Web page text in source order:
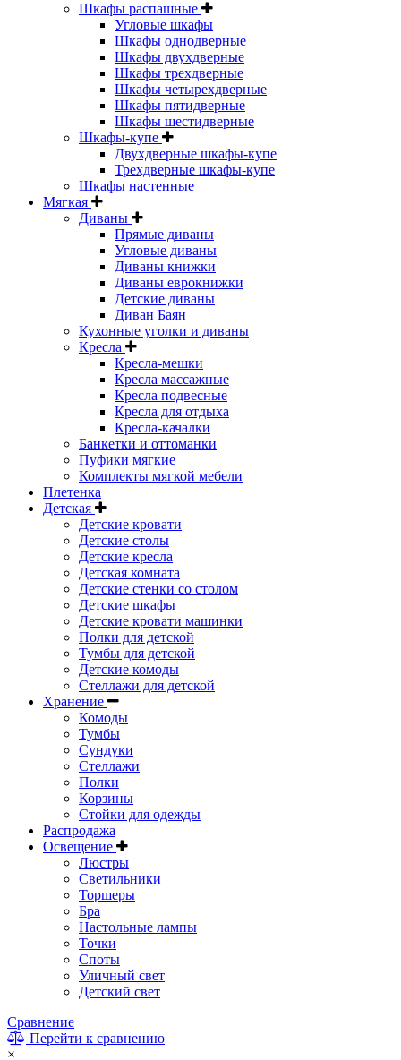
Шкафы распашные
Угловые шкафы
Шкафы однодверные
Шкафы двухдверные
Шкафы трехдверные
Шкафы четырехдверные
Шкафы пятидверные
Шкафы шестидверные
Шкафы-купе
Двухдверные шкафы-купе
Трехдверные шкафы-купе
Шкафы настенные
Мягкая
Диваны
Прямые диваны
Угловые диваны
Диваны книжки
Диваны еврокнижки
Детские диваны
Диван Баян
Кухонные уголки и диваны
Кресла
Кресла-мешки
Кресла массажные
Кресла подвесные
Кресла для отдыха
Кресла-качалки
Банкетки и оттоманки
Пуфики мягкие
Комплекты мягкой мебели
Плетенка
Детская
Детские кровати
Детские столы
Детские кресла
Детская комната
Детские стенки со столом
Детские шкафы
Детские кровати машинки
Полки для детской
Тумбы для детской
Детские комоды
Стеллажи для детской
Хранение
Комоды
Тумбы
Сундуки
Стеллажи
Полки
Корзины
Стойки для одежды
Распродажа
Освещение
Люстры
Светильники
Торшеры
Бра
Настольные лампы
Точки
Споты
Уличный свет
Детский свет
Сравнение
Перейти к сравнению
×